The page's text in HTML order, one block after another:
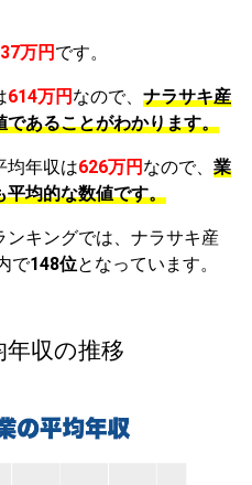
万円 です。
614万円 なので、 ナラサキ産
あることがわかります。
均年収は626万円 なので、 業
平均的な数値です。
キングでは、ナラサキ産
で148位となっています。
収の推移